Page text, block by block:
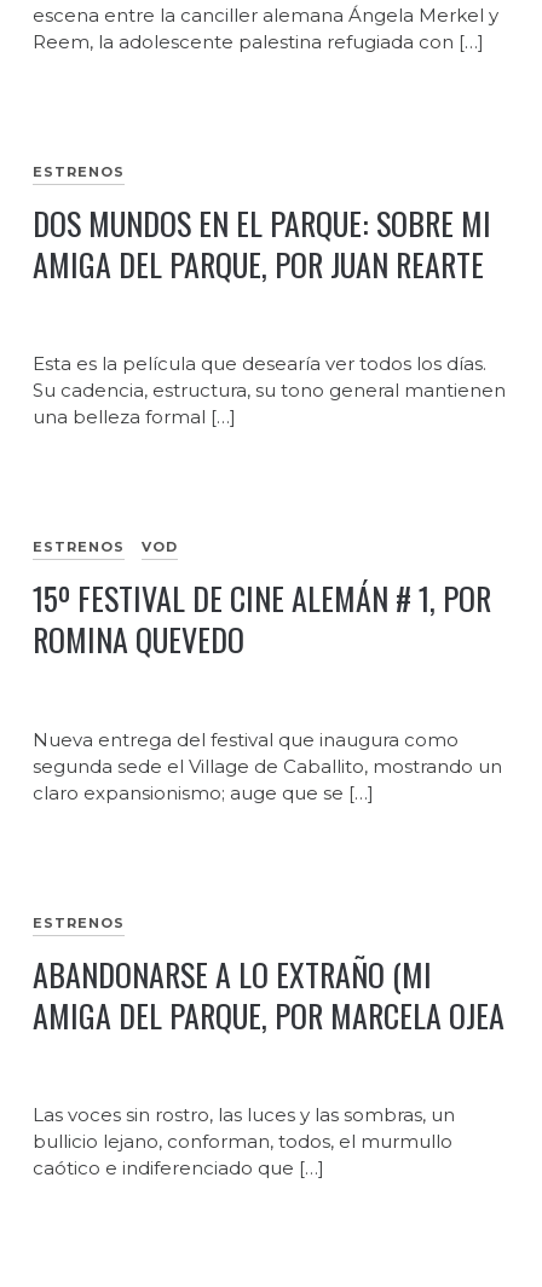
escena entre la canciller alemana Ángela Merkel y
Reem, la adolescente palestina refugiada con […]
ESTRENOS
DOS MUNDOS EN EL PARQUE: SOBRE MI
AMIGA DEL PARQUE, POR JUAN REARTE
Esta es la película que desearía ver todos los días.
Su cadencia, estructura, su tono general mantienen
una belleza formal […]
ESTRENOS VOD
15º FESTIVAL DE CINE ALEMÁN # 1, POR
ROMINA QUEVEDO
Nueva entrega del festival que inaugura como
segunda sede el Village de Caballito, mostrando un
claro expansionismo; auge que se […]
ESTRENOS
ABANDONARSE A LO EXTRAÑO (MI
AMIGA DEL PARQUE, POR MARCELA OJEA
Las voces sin rostro, las luces y las sombras, un
bullicio lejano, conforman, todos, el murmullo
caótico e indiferenciado que […]